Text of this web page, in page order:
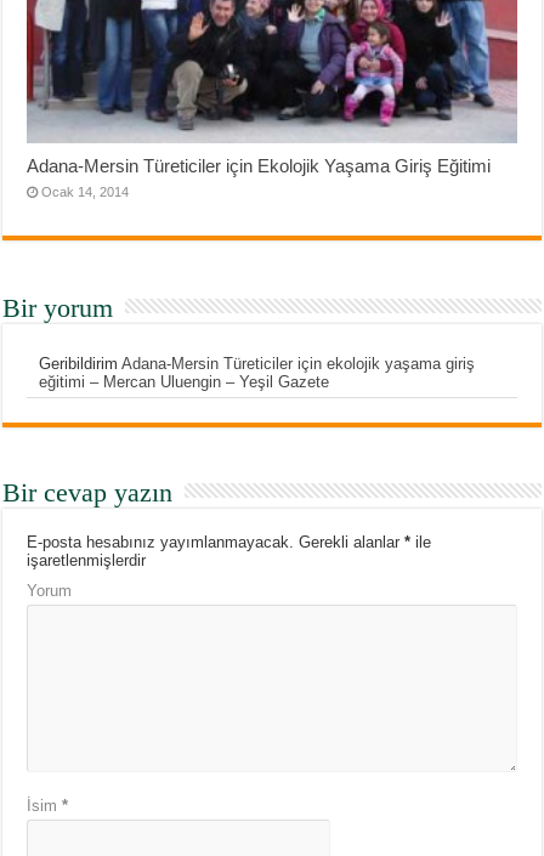
Adana-Mersin Türeticiler için Ekolojik Yaşama Giriş Eğitimi
Ocak 14, 2014
Bir yorum
GeribildirimAdana-Mersin Türeticiler için ekolojik yaşama giriş
eğitimi – Mercan Uluengin – Yeşil Gazete
Bir cevap yazın
E-posta hesabınız yayımlanmayacak. Gerekli alanlar* ile
işaretlenmişlerdir
Yorum
İsim*